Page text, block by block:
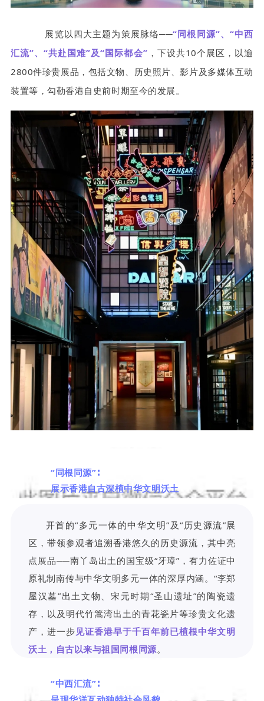
展览以四大主题为策展脉络──“同根同源”、“中西
汇流”、“共赴国难”及“国际都会” ，下设共10个展区，以逾
2800件珍贵展品，包括文物、历史照片、影片及多媒体互动
装置等，勾勒香港自史前时期至今的发展。
“同根同源”∶
展示香港自古深植中华文明沃土
开首的“多元一体的中华文明”及“历史源流”展
区，带领参观者追溯香港悠久的历史源流，其中亮
点展品──南丫岛出土的国宝级“牙璋”，有力佐证中
原礼制南传与中华文明多元一体的深厚内涵。“李郑
屋汉墓”出土文物、宋元时期“圣山遗址”的陶瓷遗
存，以及明代竹篙湾出土的青花瓷片等珍贵文化遗
产，进一步见证香港早于千百年前已植根中华文明
沃土，自古以来与祖国同根同源。
“中西汇流”∶